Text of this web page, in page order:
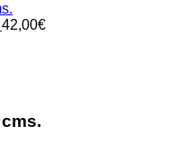
42,00€